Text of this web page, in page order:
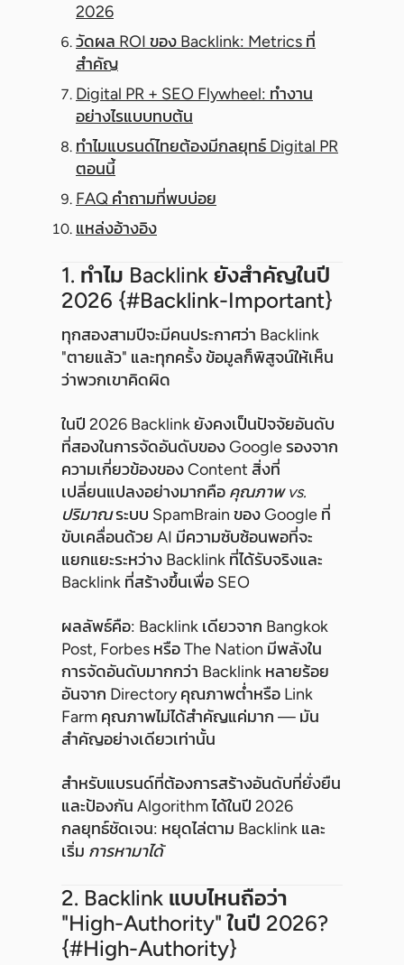
2026
วัดผล ROI ของ Backlink: Metrics ที่
สำคัญ
Digital PR + SEO Flywheel: ทำงาน
อย่างไรแบบทบต้น
ทำไมแบรนด์ไทยต้องมีกลยุทธ์ Digital PR
ตอนนี้
FAQ คำถามที่พบบ่อย
แหล่งอ้างอิง
1. ทำไม Backlink ยังสำคัญในปี
2026 {#backlink-Important}
ทุกสองสามปีจะมีคนประกาศว่า Backlink
"ตายแล้ว" และทุกครั้ง ข้อมูลก็พิสูจน์ให้เห็น
ว่าพวกเขาคิดผิด
ในปี 2026 Backlink ยังคงเป็นปัจจัยอันดับ
ที่สองในการจัดอันดับของ Google รองจาก
ความเกี่ยวข้องของ Content สิ่งที่
เปลี่ยนแปลงอย่างมากคือ คุณภาพ vs.
ปริมาณระบบ SpamBrain ของ Google ที่
ขับเคลื่อนด้วย AI มีความซับซ้อนพอที่จะ
แยกแยะระหว่าง Backlink ที่ได้รับจริงและ
Backlink ที่สร้างขึ้นเพื่อ SEO
ผลลัพธ์คือ: Backlink เดียวจาก Bangkok
Post, Forbes หรือ The Nation มีพลังใน
การจัดอันดับมากกว่า Backlink หลายร้อย
อันจาก Directory คุณภาพต่ำหรือ Link
Farm คุณภาพไม่ได้สำคัญแค่มาก — มัน
สำคัญอย่างเดียวเท่านั้น
สำหรับแบรนด์ที่ต้องการสร้างอันดับที่ยั่งยืน
และป้องกัน Algorithm ได้ในปี 2026
กลยุทธ์ชัดเจน: หยุดไล่ตาม Backlink และ
เริ่ม การหามาได้
2. Backlink แบบไหนถือว่า
"High-Authority" ในปี 2026?
{#high-Authority}